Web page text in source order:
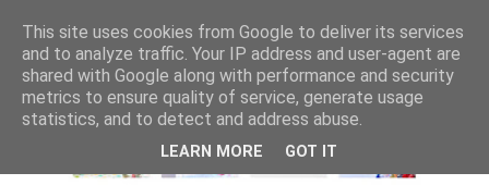
This site uses cookies from Google to deliver its services
and to analyze traffic. Your IP address and user-agent are
shared with Google along with performance and security
metrics to ensure quality of service, generate usage
statistics, and to detect and address abuse.
LEARN MORE GOT IT